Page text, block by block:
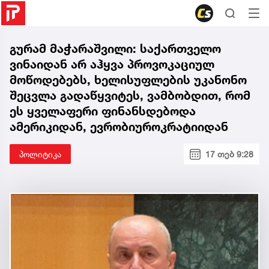
გურამ მაჭარაშვილი: საქართველო
ვინაიდან არ აჰყვა პროვოკაციულ
მოწოდებებს, ხელისუფლების უკანონო
შეცვლა გადაწყვიტეს, ვამბობდით, რომ
ეს ყველაფერი ფინანსდებოდა
ამერიკიდან, ევრობიუროკრატიიდან
პოლიტიკა 17 თებ 9:28